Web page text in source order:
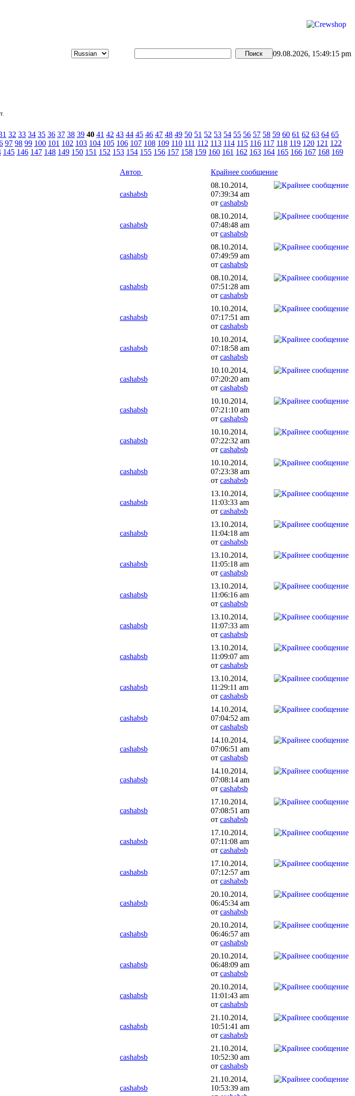
09.08.2026, 15:49:15 pm
32 33 34 35 36 37 38 39 40 41 42 43 44 45 46 47 48 49 50 51 52 53 54 55 56 57 58 59 60 61 62 63 64 65
97 98 99 100 101 102 103 104 105 106 107 108 109 110 111 112 113 114 115 116 117 118 119 120 121 122
145 146 147 148 149 150 151 152 153 154 155 156 157 158 159 160 161 162 163 164 165 166 167 168 169
Автор Крайнее сообщение
cashabsb
08.10.2014,
07:39:34 am
от cashabsb
cashabsb
08.10.2014,
07:48:48 am
от cashabsb
cashabsb
08.10.2014,
07:49:59 am
от cashabsb
cashabsb
08.10.2014,
07:51:28 am
от cashabsb
cashabsb
10.10.2014,
07:17:51 am
от cashabsb
cashabsb
10.10.2014,
07:18:58 am
от cashabsb
cashabsb
10.10.2014,
07:20:20 am
от cashabsb
cashabsb
10.10.2014,
07:21:10 am
от cashabsb
cashabsb
10.10.2014,
07:22:32 am
от cashabsb
cashabsb
10.10.2014,
07:23:38 am
от cashabsb
cashabsb
13.10.2014,
11:03:33 am
от cashabsb
cashabsb
13.10.2014,
11:04:18 am
от cashabsb
cashabsb
13.10.2014,
11:05:18 am
от cashabsb
cashabsb
13.10.2014,
11:06:16 am
от cashabsb
cashabsb
13.10.2014,
11:07:33 am
от cashabsb
cashabsb
13.10.2014,
11:09:07 am
от cashabsb
cashabsb
13.10.2014,
11:29:11 am
от cashabsb
cashabsb
14.10.2014,
07:04:52 am
от cashabsb
cashabsb
14.10.2014,
07:06:51 am
от cashabsb
cashabsb
14.10.2014,
07:08:14 am
от cashabsb
cashabsb
17.10.2014,
07:08:51 am
от cashabsb
cashabsb
17.10.2014,
07:11:08 am
от cashabsb
cashabsb
17.10.2014,
07:12:57 am
от cashabsb
cashabsb
20.10.2014,
06:45:34 am
от cashabsb
cashabsb
20.10.2014,
06:46:57 am
от cashabsb
cashabsb
20.10.2014,
06:48:09 am
от cashabsb
cashabsb
20.10.2014,
11:01:43 am
от cashabsb
cashabsb
21.10.2014,
10:51:41 am
от cashabsb
cashabsb
21.10.2014,
10:52:30 am
от cashabsb
cashabsb
21.10.2014,
10:53:39 am